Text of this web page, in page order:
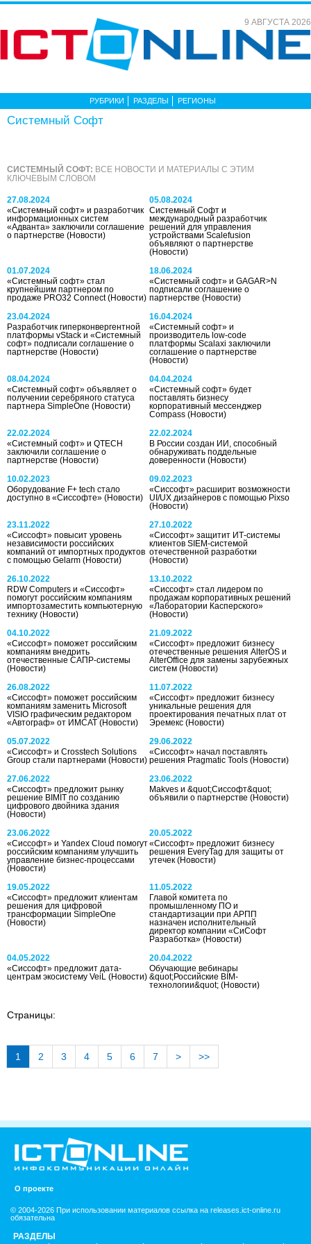
9 АВГУСТА 2026
РУБРИКИ РАЗДЕЛЫ РЕГИОНЫ
Системный Софт
СИСТЕМНЫЙ СОФТ: ВСЕ НОВОСТИ И МАТЕРИАЛЫ С ЭТИМ
КЛЮЧЕВЫМ СЛОВОМ
27.08.2024
«Системный софт» и разработчик
информационных систем
«Адванта» заключили соглашение
о партнерстве (Новости)
05.08.2024
Системный Софт и
международный разработчик
решений для управления
устройствами Scalefusion
объявляют о партнерстве
(Новости)
01.07.2024
«Системный софт» стал
крупнейшим партнером по
продаже PRO32 Connect(Новости)
18.06.2024
«Системный софт» и GAGAR>N
подписали соглашение о
партнерстве(Новости)
23.04.2024
Разработчик гиперконвергентной
платформы vStack и «Системный
софт» подписали соглашение о
партнерстве (Новости)
16.04.2024
«Системный софт» и
производитель low-code
платформы Scalaxi заключили
соглашение о партнерстве
(Новости)
08.04.2024
«Системный софт» объявляет о
получении серебряного статуса
партнера SimpleOne (Новости)
04.04.2024
«Системный софт» будет
поставлять бизнесу
корпоративный мессенджер
Compass(Новости)
22.02.2024
«Системный софт» и QTECH
заключили соглашение о
партнерстве (Новости)
22.02.2024
В России создан ИИ, способный
обнаруживать поддельные
доверенности(Новости)
10.02.2023
Оборудование F+ tech стало
доступно в «Сиссофте» (Новости)
09.02.2023
«Сиссофт» расширит возможности
UI/UX дизайнеров с помощью Pixso
(Новости)
23.11.2022
«Сиссофт» повысит уровень
независимости российских
компаний от импортных продуктов
с помощью Gelarm (Новости)
27.10.2022
«Сиссофт» защитит ИТ-системы
клиентов SIEM-системой
отечественной разработки
(Новости)
26.10.2022
RDW Computers и «Сиссофт»
помогут российским компаниям
импортозаместить компьютерную
технику (Новости)
13.10.2022
«Сиссофт» стал лидером по
продажам корпоративных решений
«Лаборатории Касперского»
(Новости)
04.10.2022
«Сиссофт» поможет российским
компаниям внедрить
отечественные САПР-системы
(Новости)
21.09.2022
«Сиссофт» предложит бизнесу
отечественные решения AlterOS и
AlterOffice для замены зарубежных
систем(Новости)
26.08.2022
«Сиссофт» поможет российским
компаниям заменить Microsoft
VISIO графическим редактором
«Автограф» от ИМСАТ (Новости)
11.07.2022
«Сиссофт» предложит бизнесу
уникальные решения для
проектирования печатных плат от
Эремекс(Новости)
05.07.2022
«Сиссофт» и Crosstech Solutions
Group стали партнерами (Новости)
29.06.2022
«Сиссофт» начал поставлять
решения Pragmatic Tools(Новости)
27.06.2022
«Сиссофт» предложит рынку
решение BIMIT по созданию
цифрового двойника здания
(Новости)
23.06.2022
Makves и &quot;Сиссофт&quot;
объявили о партнерстве(Новости)
23.06.2022
«Сиссофт» и Yandex Cloud помогут
российским компаниям улучшить
управление бизнес-процессами
(Новости)
20.05.2022
«Сиссофт» предложит бизнесу
решения EveryTag для защиты от
утечек(Новости)
19.05.2022
«Сиссофт» предложит клиентам
решения для цифровой
трансформации SimpleOne
(Новости)
11.05.2022
Главой комитета по
промышленному ПО и
стандартизации при АРПП
назначен исполнительный
директор компании «СиСофт
Разработка»(Новости)
04.05.2022
«Сиссофт» предложит дата-
центрам экосистему VeiL (Новости)
20.04.2022
Обучающие вебинары
&quot;Российские BIM-
технологии&quot;(Новости)
Страницы:
1 2 3 4 5 6 7 > >>
О проекте
© 2004-2026 При использовании материалов ссылка на releases.ict-online.ru
обязательна
РАЗДЕЛЫ